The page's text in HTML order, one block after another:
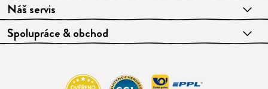
Náš servis
Spolupráce & obchod